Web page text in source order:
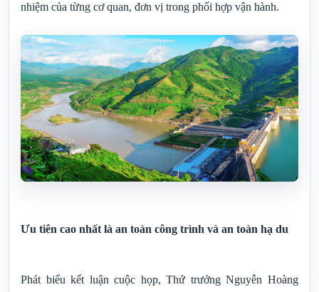
nhiệm của từng cơ quan, đơn vị trong phối hợp vận hành.
Ưu tiên cao nhất là an toàn công trình và an toàn hạ du
Phát biểu kết luận cuộc họp, Thứ trưởng Nguyễn Hoàng